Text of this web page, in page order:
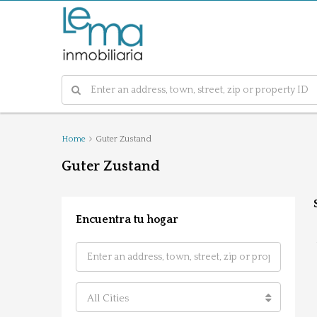
Home Guter Zustand
Guter Zustand
Encuentra tu hogar
All Cities